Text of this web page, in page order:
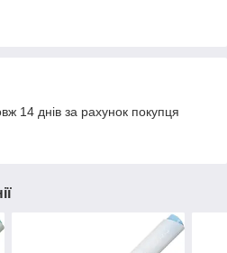
14 днів за рахунок покупця